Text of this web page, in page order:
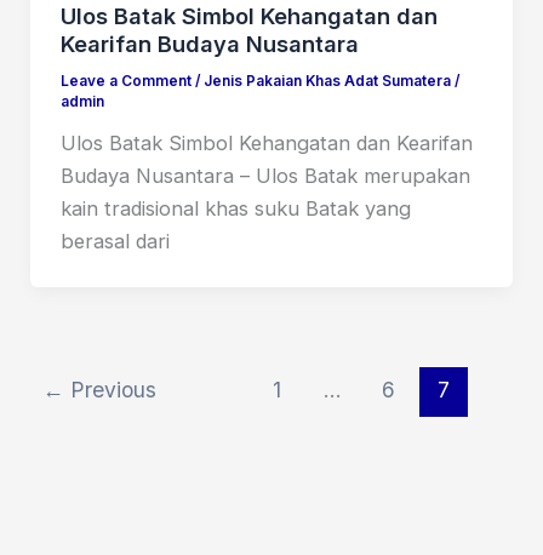
Ulos Batak Simbol Kehangatan dan
Kearifan Budaya Nusantara
Leave a Comment / Jenis Pakaian Khas Adat Sumatera/
admin
Ulos Batak Simbol Kehangatan dan Kearifan
Budaya Nusantara – Ulos Batak merupakan
kain tradisional khas suku Batak yang
berasal dari
← Previous 1 … 6 7